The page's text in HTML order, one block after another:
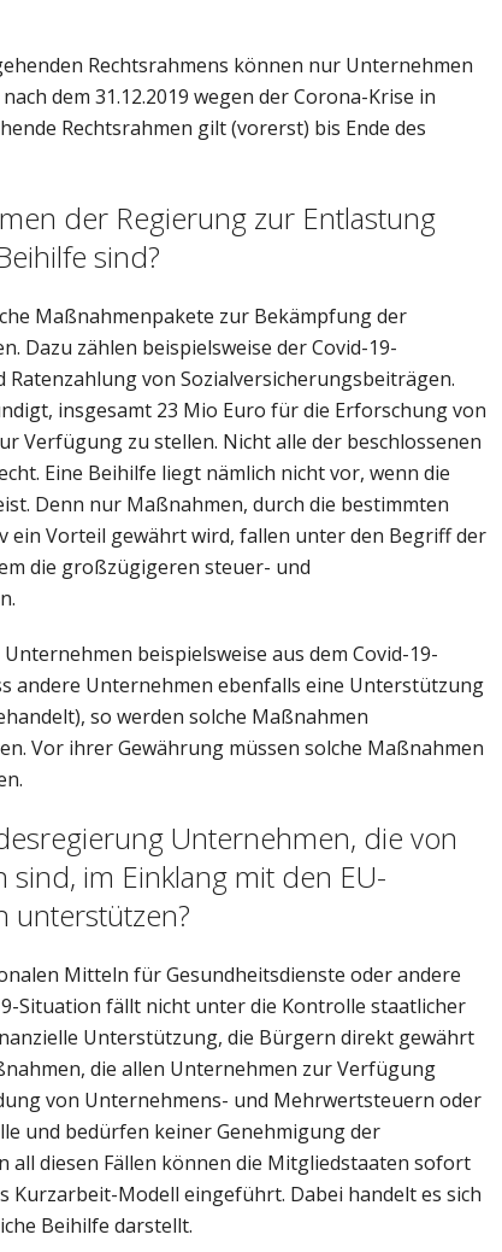
Rechtsrahmens können nur Unternehmen
dem 31.12.2019 wegen der Corona-Krise in
Rechtsrahmen gilt (vorerst) bis Ende des
der Regierung zur Entlastung
sind?
Maßnahmenpakete zur Bekämpfung der
Dazu zählen beispielsweise der Covid-19-
von Sozialversicherungsbeiträgen.
insgesamt 23 Mio Euro für die Erforschung von
Verfügung zu stellen. Nicht alle der beschlossenen
Eine Beihilfe liegt nämlich nicht vor, wenn die
Denn nur Maßnahmen, durch die bestimmten
Vorteil gewährt wird, fallen unter den Begriff der
die großzügigeren steuer- und
beispielsweise aus dem Covid-19-
andere Unternehmen ebenfalls eine Unterstützung
so werden solche Maßnahmen
Vor ihrer Gewährung müssen solche Maßnahmen
Unternehmen, die von
im Einklang mit den EU-
unterstützen?
Mitteln für Gesundheitsdienste oder andere
Situation fällt nicht unter die Kontrolle staatlicher
Unterstützung, die Bürgern direkt gewährt
die allen Unternehmen zur Verfügung
von Unternehmens- und Mehrwertsteuern oder
und bedürfen keiner Genehmigung der
all diesen Fällen können die Mitgliedstaaten sofort
Kurzarbeit-Modell eingeführt. Dabei handelt es sich
Beihilfe darstellt.